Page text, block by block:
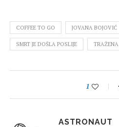
COFFEE TO GO JOVANA BOJOVIĆ
SMRT JE DOŠLA POSLIJE TRAŽENA
1
ASTRONAUT